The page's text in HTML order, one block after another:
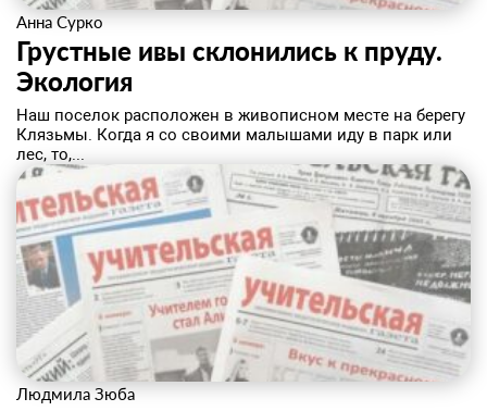
Анна Сурко
Грустные ивы склонились к пруду.
Экология
Наш поселок расположен в живописном месте на берегу
Клязьмы. Когда я со своими малышами иду в парк или
лес, то,...
Людмила Зюба